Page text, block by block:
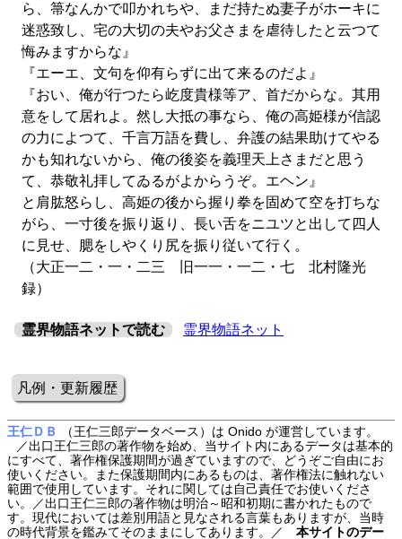
ら、箒なんかで叩かれちや、まだ持たぬ妻子がホーキに
迷惑致し、宅の大切の夫やお父さまを虐待したと云つて
悔みますからな』
『エーエ、文句を仰有らずに出て来るのだよ』
『おい、俺が行つたら屹度貴様等ア、首だからな。其用
意をして居れよ。然し大抵の事なら、俺の高姫様が信認
の力によつて、千言万語を費し、弁護の結果助けてやる
かも知れないから、俺の後姿を義理天上さまだと思う
て、恭敬礼拝してゐるがよからうぞ。エヘン』
と肩肱怒らし、高姫の後から握り拳を固めて空を打ちな
がら、一寸後を振り返り、長い舌をニユツと出して四人
に見せ、腮をしやくり尻を振り従いて行く。
（大正一二・一・二三 旧一一・一二・七 北村隆光
録）
霊界物語ネットで読む 霊界物語ネット
凡例・更新履歴
王仁ＤＢ
（王仁三郎データベース）は Onido が運営しています。
／出口王仁三郎の著作物を始め、当サイト内にあるデータは基本的
にすべて、著作権保護期間が過ぎていますので、どうぞご自由にお
使いください。また保護期間内にあるものは、著作権法に触れない
範囲で使用しています。それに関しては自己責任でお使いくださ
い。／出口王仁三郎の著作物は明治～昭和初期に書かれたもので
す。現代においては差別用語と見なされる言葉もありますが、当時
の時代背景を鑑みてそのままにしてあります。／ 本サイトのデー